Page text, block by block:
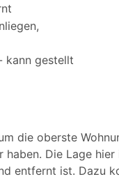
kann gestellt
die oberste
haben. Die Lage
entfernt ist. Dazu